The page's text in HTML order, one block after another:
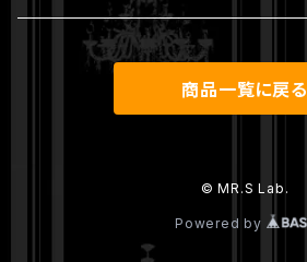
本体セット（ヘッド + ボディ）
アンティークレース
商品一覧に戻る
© MR.S Lab.
Powered by